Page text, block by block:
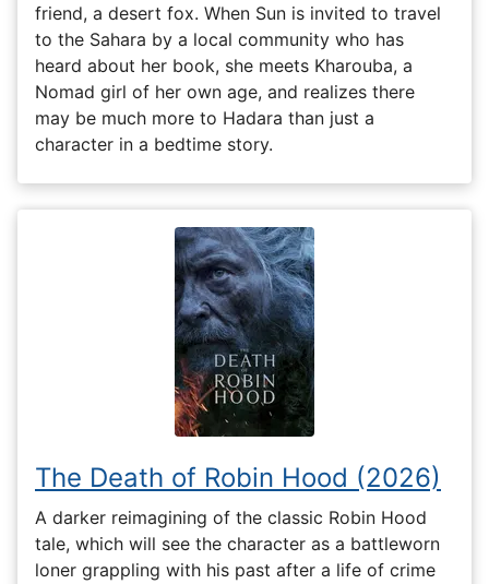
friend, a desert fox. When Sun is invited to travel
to the Sahara by a local community who has
heard about her book, she meets Kharouba, a
Nomad girl of her own age, and realizes there
may be much more to Hadara than just a
character in a bedtime story.
The Death of Robin Hood (2026)
A darker reimagining of the classic Robin Hood
tale, which will see the character as a battleworn
loner grappling with his past after a life of crime